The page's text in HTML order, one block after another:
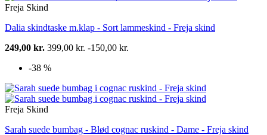
Freja Skind
Dalia skindtaske m.klap - Sort lammeskind - Freja skind
249,00 kr. 399,00 kr. -150,00 kr.
-38 %
Freja Skind
Sarah suede bumbag - Blød cognac ruskind - Dame - Freja skind